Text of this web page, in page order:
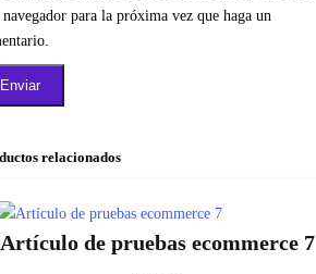
navegador para la próxima vez que haga un
relacionados
Artículo de pruebas ecommerce 7